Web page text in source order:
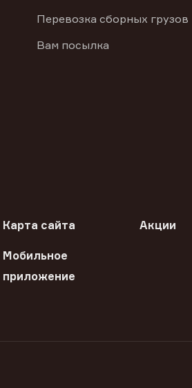
Перевозка сборных грузов
Вам посылка
Карта сайта Акции
Мобильное
приложение